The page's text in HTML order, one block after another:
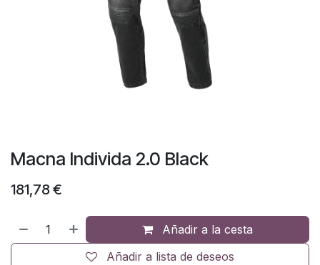
Macna Individa 2.0 Black
181,78€
Añadir a la cesta
Añadir a lista de deseos